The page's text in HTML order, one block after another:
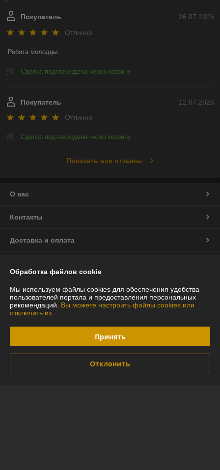
26.07.2026
Покупатель
Отлично
Ребята молодцы.
Сделка подтверждена через корзину
12.07.2026
Покупатель
Отлично
Сделка подтверждена через корзину
Показать все отзывы
О нас
Контакты
Доставка и оплата
Полная версия сайта
Политика обработки cookies
Обработка файлов cookie
Мы используем файлы cookies для обеспечения удобства
пользователей портала и предоставления персональных
рекомендаций. Вы можете настроить файлы cookies или
отключить их.
Принять
Отклонить